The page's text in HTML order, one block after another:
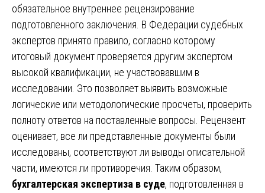
обязательное внутреннее рецензирование
подготовленного заключения. В Федерации судебных
экспертов принято правило, согласно которому
итоговый документ проверяется другим экспертом
высокой квалификации, не участвовавшим в
исследовании. Это позволяет выявить возможные
логические или методологические просчеты, проверить
полноту ответов на поставленные вопросы. Рецензент
оценивает, все ли представленные документы были
исследованы, соответствуют ли выводы описательной
части, имеются ли противоречия. Таким образом,
бухгалтерская экспертиза в суде, подготовленная в